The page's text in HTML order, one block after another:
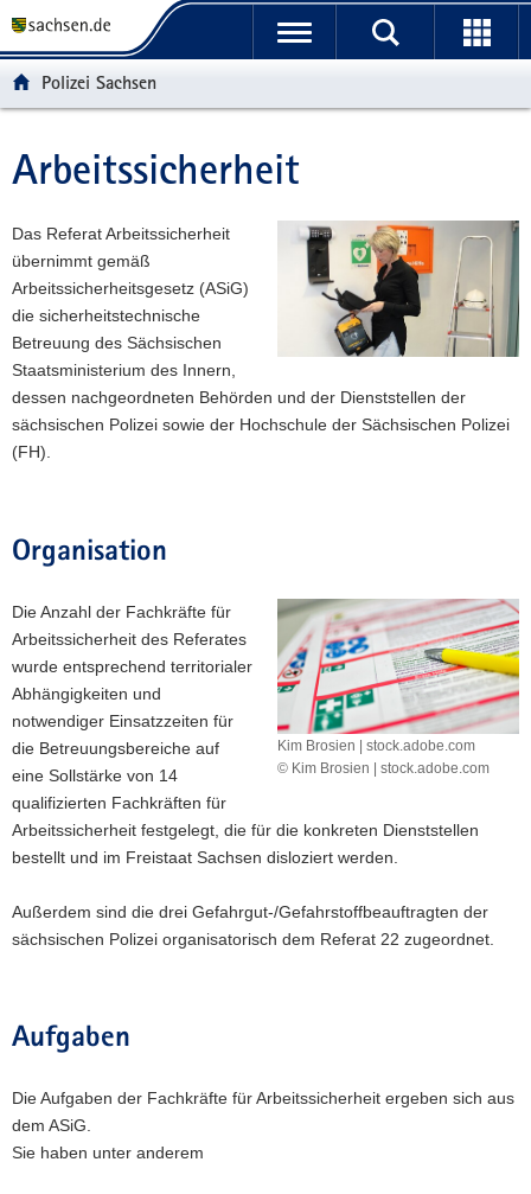
t
ü
e
r
g
r
e
i
f
e
n
a
i
g
a
t
i
o
n
t
n
v
i
g
a
t
i
o
n
p
n
a
l
t
t
-
e
r
e
i
c
h
Polizei Sachsen
Hauptinhalt
Arbeitssicherheit
Das Referat Arbeitssicherheit
übernimmt gemäß
Arbeitssicherheitsgesetz (ASiG)
die sicherheitstechnische
Betreuung des Sächsischen
Staatsministerium des Innern,
dessen nachgeordneten Behörden und der Dienststellen der
sächsischen Polizei sowie der Hochschule der Sächsischen Polizei
(FH).
Organisation
Kim Brosien | stock.adobe.com
© Kim Brosien | stock.adobe.com
|
stock.adobe.com
Die Anzahl der Fachkräfte für
Arbeitssicherheit des Referates
wurde entsprechend territorialer
Abhängigkeiten und
notwendiger Einsatzzeiten für
die Betreuungsbereiche auf
eine Sollstärke von 14
qualifizierten Fachkräften für
Arbeitssicherheit festgelegt, die für die konkreten Dienststellen
bestellt und im Freistaat Sachsen disloziert werden.
Außerdem sind die drei Gefahrgut-/Gefahrstoffbeauftragten der
sächsischen Polizei organisatorisch dem Referat 22 zugeordnet.
Aufgaben
Die Aufgaben der Fachkräfte für Arbeitssicherheit ergeben sich aus
dem ASiG.
Sie haben unter anderem